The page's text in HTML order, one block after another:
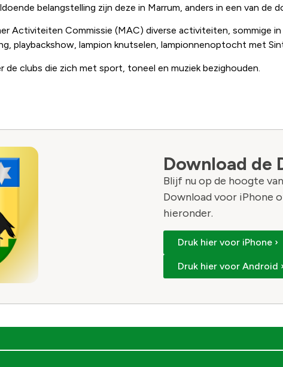
belangstelling zijn deze in Marrum, anders in een van de
Activiteiten Commissie (MAC) diverse activiteiten, sommige
playbackshow, lampion knutselen, lampionnenoptocht met
de clubs die zich met sport, toneel en muziek bezighouden.
Download de
Blijf nu op de hoogte
Download voor iPhone
hieronder.
Druk hier voor iPhone ›
Druk hier voor Android ›